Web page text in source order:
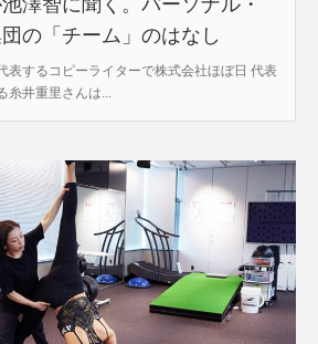
の「チーム」のはなし
表するコピーライターで株式会社ほぼ日 代表
糸井重里さんは...